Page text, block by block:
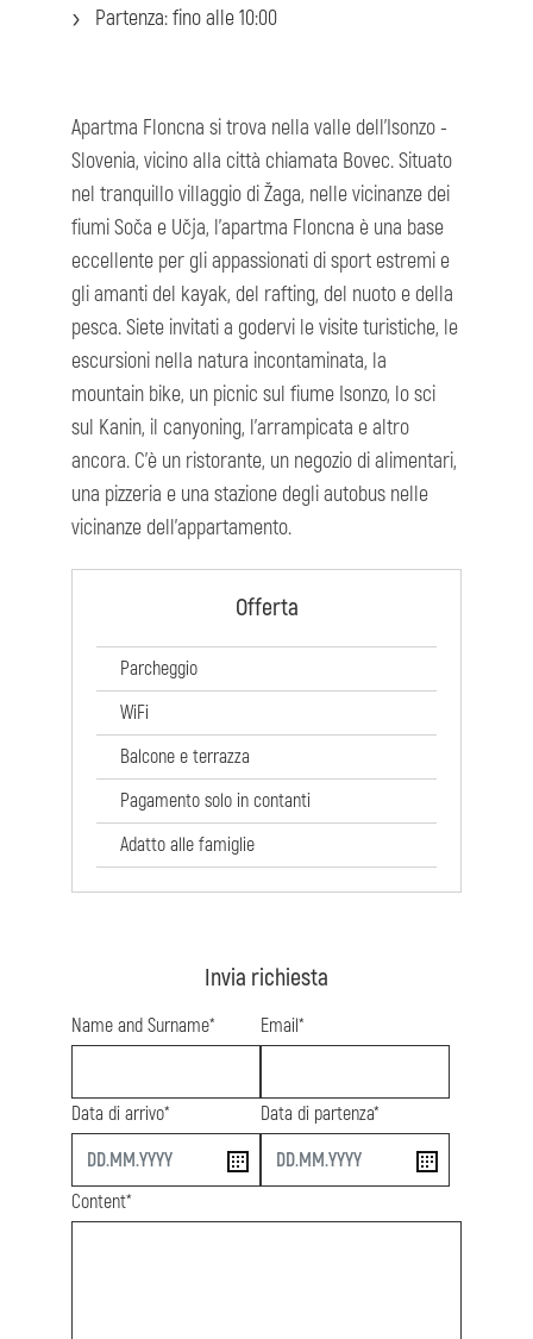
Partenza: fino alle 10:00
Apartma Floncna si trova nella valle dell'Isonzo -
Slovenia, vicino alla città chiamata Bovec. Situato
nel tranquillo villaggio di Žaga, nelle vicinanze dei
fiumi Soča e Učja, l'apartma Floncna è una base
eccellente per gli appassionati di sport estremi e
gli amanti del kayak, del rafting, del nuoto e della
pesca. Siete invitati a godervi le visite turistiche, le
escursioni nella natura incontaminata, la
mountain bike, un picnic sul fiume Isonzo, lo sci
sul Kanin, il canyoning, l'arrampicata e altro
ancora. C'è un ristorante, un negozio di alimentari,
una pizzeria e una stazione degli autobus nelle
vicinanze dell'appartamento.
Offerta
Parcheggio
WiFi
Balcone e terrazza
Pagamento solo in contanti
Adatto alle famiglie
Invia richiesta
Name and Surname* Email*
Data di arrivo*
start
Data di partenza*
end
Content*